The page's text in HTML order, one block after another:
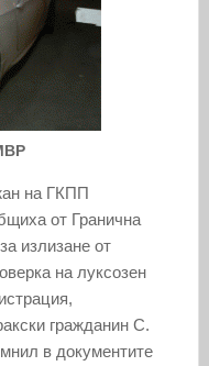
на ГКПП
от Гранична
излизане от
на луксозен
гражданин С.
в документите